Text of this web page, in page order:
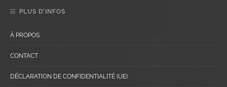
PLUS D’INFOS
À PROPOS
CONTACT
DÉCLARATION DE CONFIDENTIALITÉ (UE)